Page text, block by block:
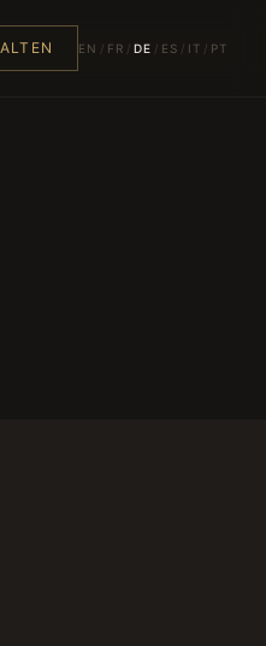
EN / FR / DE / ES / IT / PT